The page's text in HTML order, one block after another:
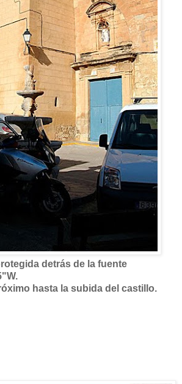
detrás de la fuente
hasta la subida del castillo.